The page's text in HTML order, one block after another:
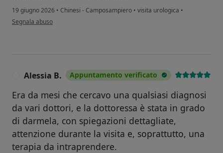
19 giugno 2026 • Chinesi - Camposampiero • visita urologica •
secondo l'opinione dell'utente F.P.
Segnala abuso
Alessia B. Appuntamento verificato
Era da mesi che cercavo una qualsiasi diagnosi
da vari dottori, e la dottoressa è stata in grado
di darmela, con spiegazioni dettagliate,
attenzione durante la visita e, soprattutto, una
terapia da intraprendere.